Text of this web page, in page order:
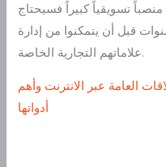
منصباً تسويقياً كبيراً فسيحتاج
قبل أن يتمكنوا من إدارة
علاماتهم التجارية الخاصة.
العامة عبر الانترنت وأهم
أدواتها